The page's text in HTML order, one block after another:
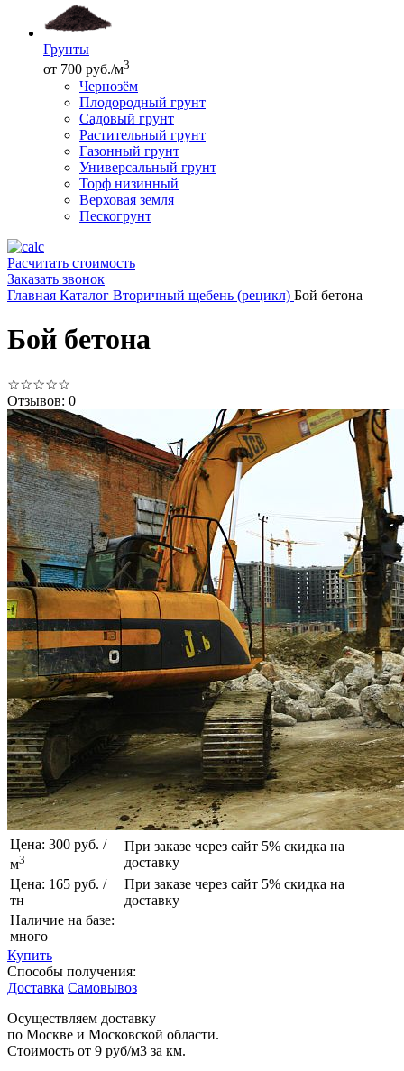
Грунты
от 700 руб./м3
Чернозём
Плодородный грунт
Садовый грунт
Растительный грунт
Газонный грунт
Универсальный грунт
Торф низинный
Верховая земля
Пескогрунт
Расчитать стоимость
Заказать звонок
Главная Каталог Вторичный щебень (рецикл) Бой бетона
Бой бетона
☆☆☆☆☆
Отзывов: 0
Цена: 300 руб. /
м3
При заказе через сайт 5% скидка на
доставку
Цена: 165 руб. /
тн
При заказе через сайт 5% скидка на
доставку
Наличие на базе:
много
Купить
Способы получения:
Доставка Самовывоз
Осуществляем доставку
по Москве и Московской области.
Стоимость от 9 руб/м3 за км.